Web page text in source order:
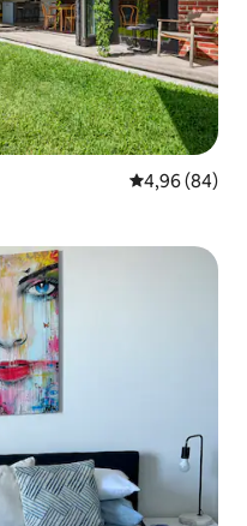
Scor mediu
4,96 (84)
oaspeților